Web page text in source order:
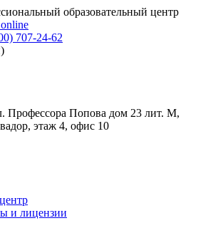
образовательный центр
707-24-62
Профессора Попова дом 23 лит. М,
этаж 4, офис 10
и лицензии